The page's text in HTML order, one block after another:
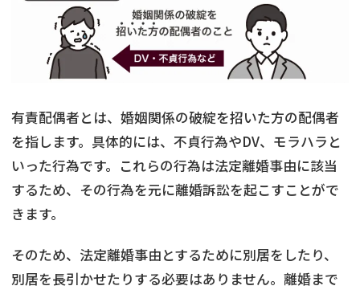
有責配偶者とは、婚姻関係の破綻を招いた方の配偶者
を指します。具体的には、不貞行為やDV、モラハラと
いった行為です。これらの行為は法定離婚事由に該当
するため、その行為を元に離婚訴訟を起こすことがで
きます。
そのため、法定離婚事由とするために別居をしたり、
別居を長引かせたりする必要はありません。離婚まで